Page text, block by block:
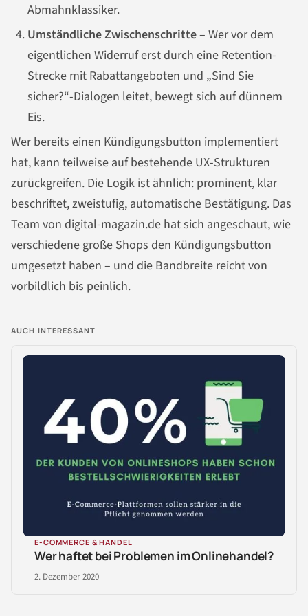
Abmahnklassiker.
Umständliche Zwischenschritte– Wer vor dem
eigentlichen Widerruf erst durch eine Retention-
Strecke mit Rabattangeboten und „Sind Sie
sicher?“-Dialogen leitet, bewegt sich auf dünnem
Eis.
Wer bereits einen Kündigungsbutton implementiert
hat, kann teilweise auf bestehende UX-Strukturen
zurückgreifen. Die Logik ist ähnlich: prominent, klar
beschriftet, zweistufig, automatische Bestätigung. Das
Team von digital-magazin.de hat sich angeschaut, wie
verschiedene große Shops den Kündigungsbutton
umgesetzt haben – und die Bandbreite reicht von
vorbildlich bis peinlich.
AUCH INTERESSANT
E-COMMERCE & HANDEL
Wer haftet bei Problemen im Onlinehandel?
2. Dezember 2020